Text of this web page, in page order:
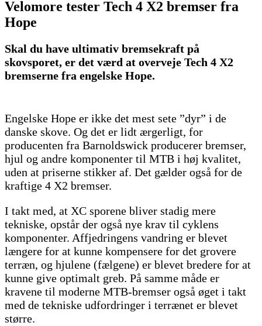
Velomore tester Tech 4 X2 bremser fra
Hope
Skal du have ultimativ bremsekraft på
skovsporet, er det værd at overveje Tech 4 X2
bremserne fra engelske Hope.
Engelske Hope er ikke det mest sete ”dyr” i de
danske skove. Og det er lidt ærgerligt, for
producenten fra Barnoldswick producerer bremser,
hjul og andre komponenter til MTB i høj kvalitet,
uden at priserne stikker af. Det gælder også for de
kraftige 4 X2 bremser.
I takt med, at XC sporene bliver stadig mere
tekniske, opstår der også nye krav til cyklens
komponenter. Affjedringens vandring er blevet
længere for at kunne kompensere for det grovere
terræn, og hjulene (fælgene) er blevet bredere for at
kunne give optimalt greb. På samme måde er
kravene til moderne MTB-bremser også øget i takt
med de tekniske udfordringer i terrænet er blevet
større.